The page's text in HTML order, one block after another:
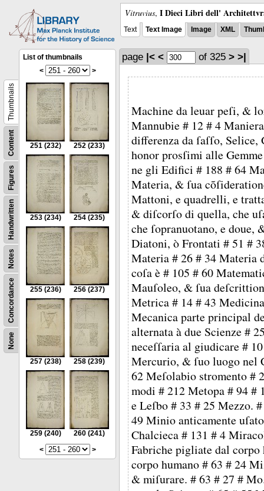
Vitruvius, I Dieci Libri dell'
Text Text Image Image XML
None
Concordance
Notes
Handwritten
Figures
Content
Thumbnails
List of thumbnails
<
>
251 (232) 252 (233)
253 (234) 254 (235)
255 (236) 256 (237)
257 (238) 258 (239)
259 (240) 260 (241)
<
>
page |< < of 325 > >|
Machine da leuar peſi, &
Mannubie # 12 # 4
differenza da ſaſſo,
honor prosſimi alle
ne gli Edifici # 188 # 64
Materia, & ſua
Mattoni, e quadrelli, e
& diſcorſo di quella, che
che ſopranuotano, e
Diatoni, ò Frontati # 51 #
Materia # 26 # 34 Materia
coſa è # 105 # 60
Mauſoleo, & ſua
Metrica # 14 # 43
Mecanica parte principal
alternata à due Scienze #
neceſſaria al giudicare #
Mercurio, & ſuo luogo nel
62 Meſolabio stromento #
modi # 212 Metopa # 94 #
e Leſbo # 33 # 25 Mezzo.
49 Minio anticamente
Chalcieca # 131 # 4
Fabriche pigliate dal corpo
corpo humano # 63 # 24
& miſurare. # 63 # 27 #